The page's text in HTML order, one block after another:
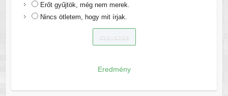
Erőt gyűjtök, még nem merek.
Nincs ötletem, hogy mit írjak.
Eredmény